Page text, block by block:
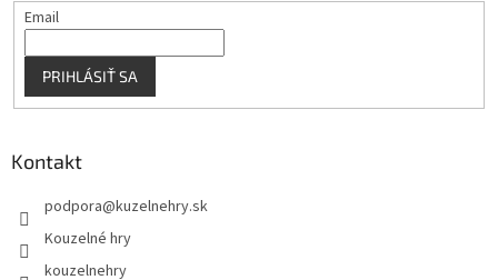
Email
PRIHLÁSIŤ SA
Kontakt
podpora@kuzelnehry.sk
Kouzelné hry
kouzelnehry